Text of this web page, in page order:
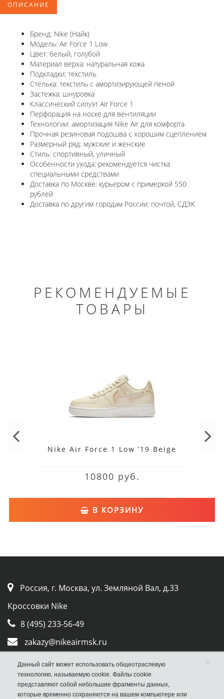
ОПИСАНИЕ
Бренд: Nike (Найк)
Модель: Air Force 1 Low
Цвет: белый, голубой
Материал верха: натуральная кожа
Подкладки: текстиль
Стелька: текстиль с амортизирующей пеной
Застежка: шнуровка
Классический силуэт Air Force 1
Перфорация на носке для вентиляции
Технологии: амортизация Nike Air для комфорта
Прочная резиновая подошва с хорошим сцеплением
Размерный ряд: мужские и женские
Стиль: спортивный, уличный
Особенности ухода: рекомендуется чистка
специальными средствами
Доставка по Москве: курьером с примеркой 550
рублей
Доставка по другим городам России: почтой, СДЭК
РЕКОМЕНДУЕМЫЕ
ТОВАРЫ
Nike Air Force 1 Low ’19 Beige
10800 руб.
В КОРЗИНУ
Россия, г. Москва, ул. Земляной Вал, д.33
Кроссовки Nike
8 (495) 233-56-49
zakazy@nikeairmsk.ru
Whatsapp
Viber
Данный сайт может использовать общеотраслевую
технологию, называемую cookie. Файлы cookie
представляют собой небольшие фрагменты данных,
которые временно сохраняются на вашем компьютере или
×